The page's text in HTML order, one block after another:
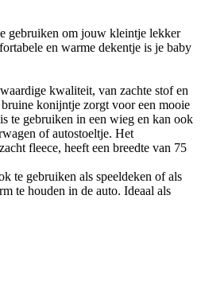
gebruiken om jouw kleintje lekker
en warme dekentje is je baby
kwaliteit, van zachte stof en
konijntje zorgt voor een mooie
te gebruiken in een wieg en kan ook
of autostoeltje. Het
fleece, heeft een breedte van 75
te gebruiken als speeldeken of als
te houden in de auto. Ideaal als